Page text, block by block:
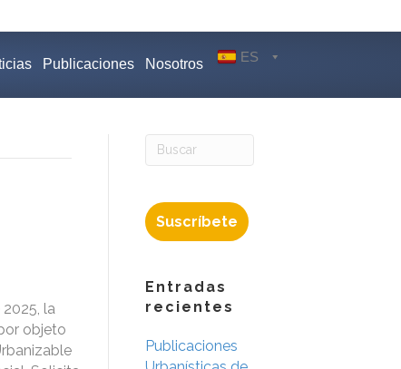
Publicaciones Nosotros ES
la
objeto
Suscríbete
Entradas
recientes
Publicaciones